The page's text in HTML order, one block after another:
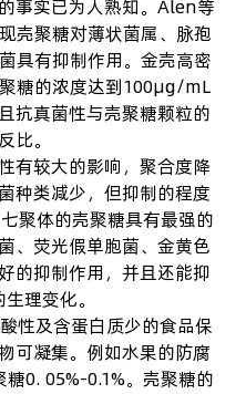
事实已为人熟知。Alen等
壳聚糖对薄状菌属、脉孢
具有抑制作用。金壳高密
糖的浓度达到100μg/mL
抗真菌性与壳聚糖颗粒的
比。
有较大的影响，聚合度降
种类减少，但抑制的程度
聚体的壳聚糖具有最强的
、荧光假单胞菌、金黄色
的抑制作用，并且还能抑
理变化。
性及含蛋白质少的食品保
可凝集。例如水果的防腐
0. 05%-0.1%。壳聚糖的